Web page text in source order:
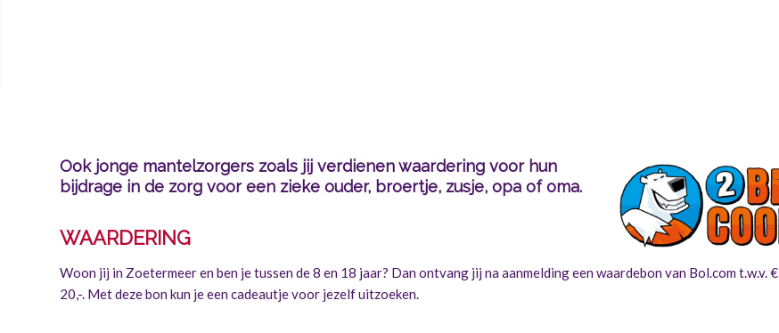
Ook jonge mantelzorgers zoals jij verdienen waardering voor hun
bijdrage in de zorg voor een zieke ouder, broertje, zusje, opa of oma.
WAARDERING
Woon jij in Zoetermeer en ben je tussen de 8 en 18 jaar? Dan ontvang jij na aanmelding een waardebon van Bol.com t.w.v. €
20,-. Met deze bon kun je een cadeautje voor jezelf uitzoeken.